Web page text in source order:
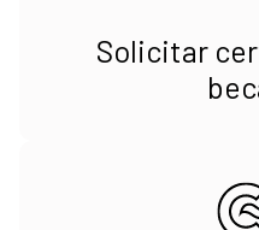
Solicitar